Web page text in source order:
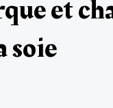
et
soie